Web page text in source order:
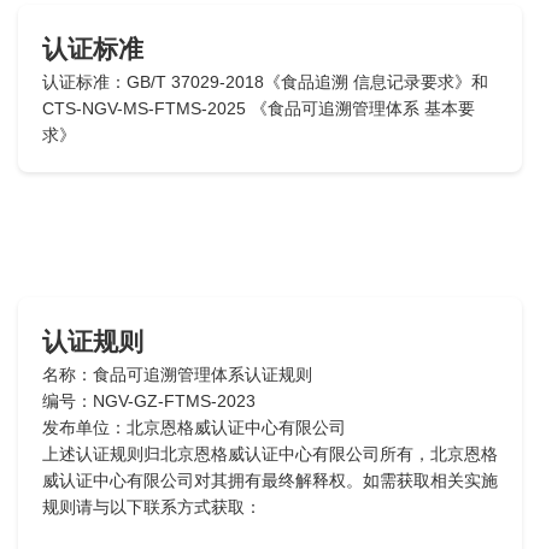
认证标准
认证标准：GB/T 37029-2018《食品追溯 信息记录要求》和
CTS-NGV-MS-FTMS-2025 《食品可追溯管理体系 基本要
求》
认证规则
名称：食品可追溯管理体系认证规则
编号：NGV-GZ-FTMS-2023
发布单位：北京恩格威认证中心有限公司
上述认证规则归北京恩格威认证中心有限公司所有，北京恩格
威认证中心有限公司对其拥有最终解释权。如需获取相关实施
规则请与以下联系方式获取：